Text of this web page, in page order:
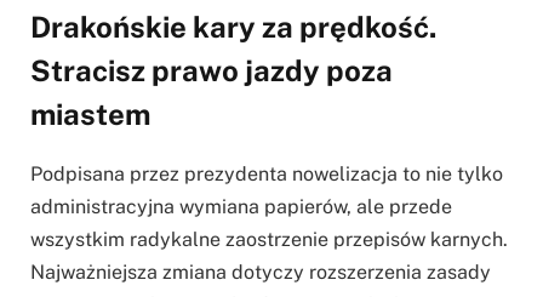
Drakońskie kary za prędkość.
Stracisz prawo jazdy poza
miastem
Podpisana przez prezydenta nowelizacja to nie tylko
administracyjna wymiana papierów, ale przede
wszystkim radykalne zaostrzenie przepisów karnych.
Najważniejsza zmiana dotyczy rozszerzenia zasady